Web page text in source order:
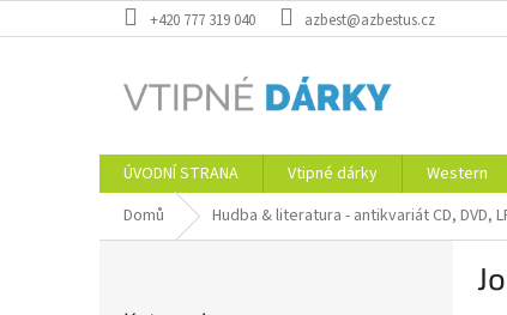
na
+420 777 319 040 azbest@azbestus.cz
ÚVODNÍ STRANA Vtipné dárky Western
Domů
Hudba & literatura - antikvariát CD, DVD,